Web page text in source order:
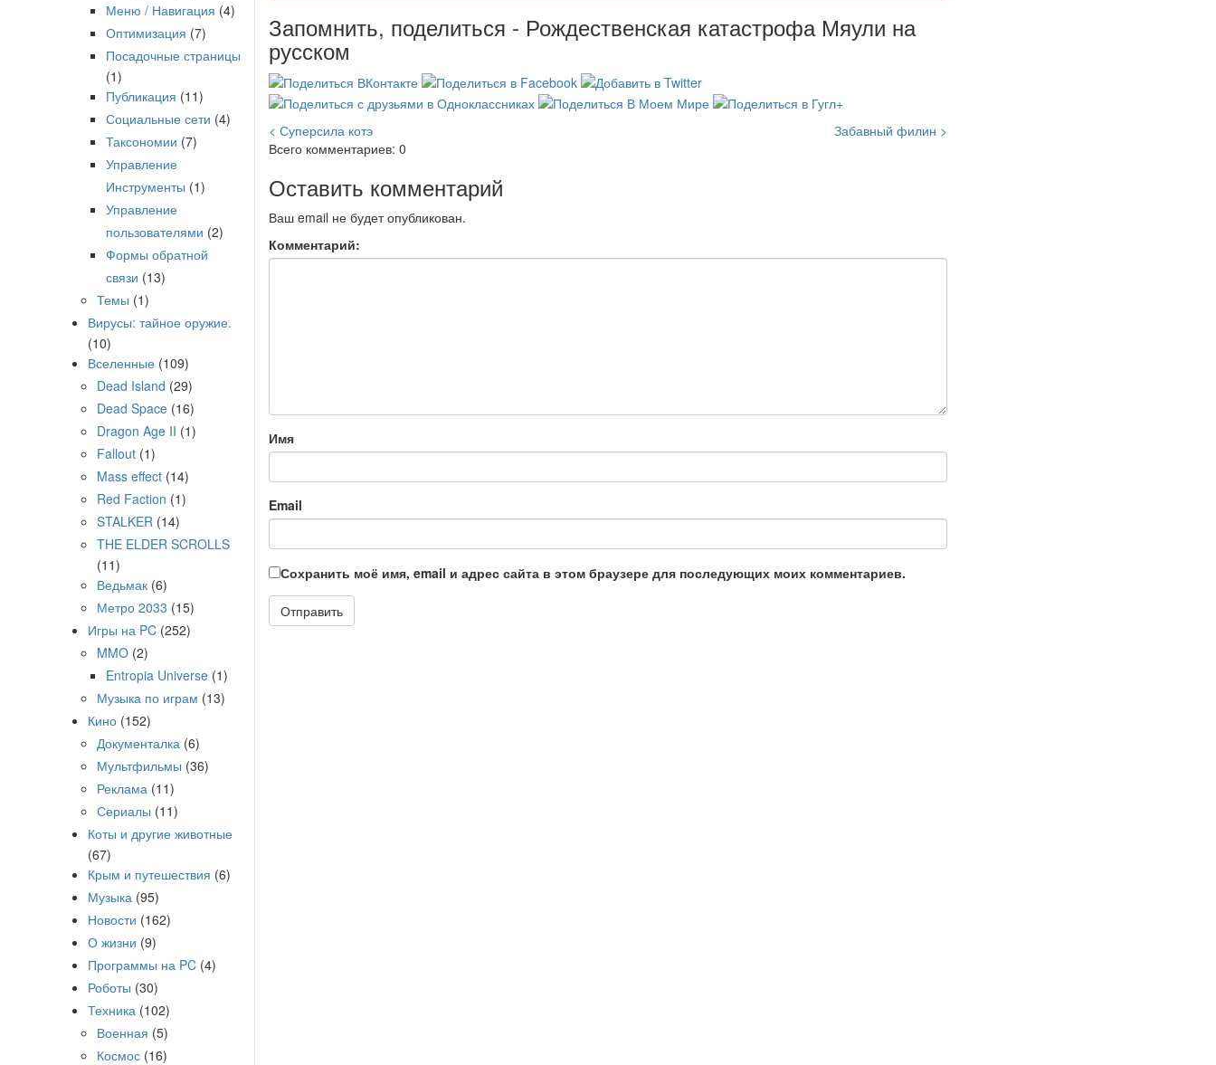
Запомнить, поделиться - Рождественская катастрофа Мяули на
русском
< Суперсила котэ
Забавный филин >
Всего комментариев: 0
Оставить комментарий
Ваш email не будет опубликован.
Комментарий:
Имя
Email
Сохранить моё имя, email и адрес сайта в этом браузере для последующих моих комментариев.
Меню / Навигация (4)
Оптимизация (7)
Посадочные страницы
(1)
Публикация (11)
Социальные сети (4)
Таксономии (7)
Управление
Инструменты (1)
Управление
пользователями (2)
Формы обратной
связи (13)
Темы (1)
Вирусы: тайное оружие.
(10)
Вселенные (109)
Dead Island (29)
Dead Space (16)
Dragon Age II (1)
Fallout (1)
Mass effect (14)
Red Faction (1)
STALKER (14)
THE ELDER SCROLLS
(11)
Ведьмак (6)
Метро 2033 (15)
Игры на PC (252)
MMO (2)
Entropia Universe (1)
Музыка по играм (13)
Кино (152)
Документалка (6)
Мультфильмы (36)
Реклама (11)
Сериалы (11)
Коты и другие животные
(67)
Крым и путешествия (6)
Музыка (95)
Новости (162)
О жизни (9)
Программы на PC (4)
Роботы (30)
Техника (102)
Военная (5)
Космос (16)